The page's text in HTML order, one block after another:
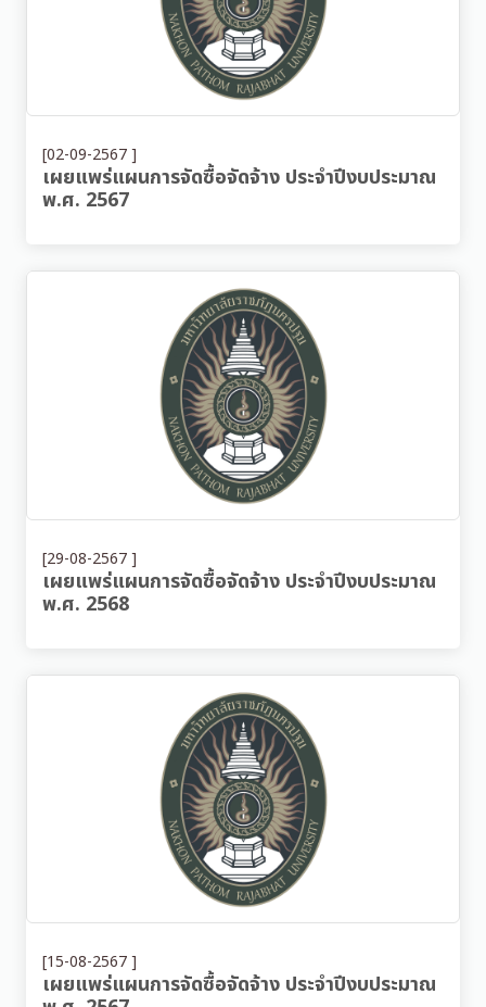
[02-09-2567 ]
เผยแพร่แผนการจัดซื้อจัดจ้าง ประจำปีงบประมาณ
พ.ศ. 2567
[29-08-2567 ]
เผยแพร่แผนการจัดซื้อจัดจ้าง ประจำปีงบประมาณ
พ.ศ. 2568
[15-08-2567 ]
เผยแพร่แผนการจัดซื้อจัดจ้าง ประจำปีงบประมาณ